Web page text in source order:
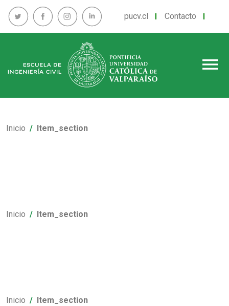
pucv.cl Contacto
menu
Inicio Item_section
Inicio Item_section
Inicio Item_section